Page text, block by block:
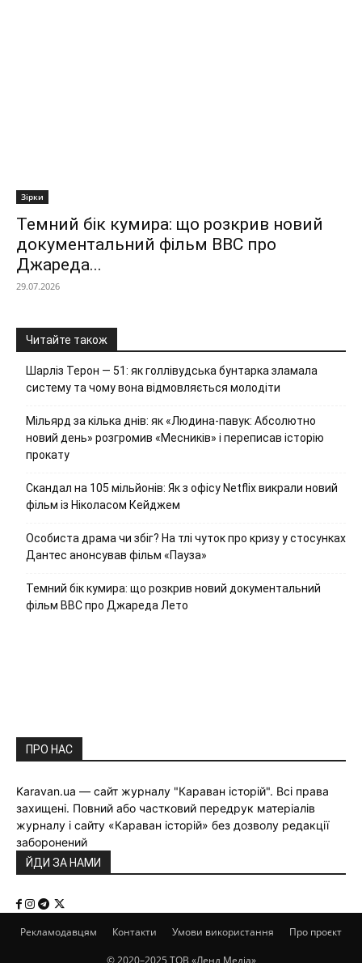
Зірки
Темний бік кумира: що розкрив новий
документальний фільм ВВС про
Джареда...
29.07.2026
Читайте також
Шарліз Терон — 51: як голлівудська бунтарка зламала
систему та чому вона відмовляється молодіти
Мільярд за кілька днів: як «Людина-павук: Абсолютно
новий день» розгромив «Месників» і переписав історію
прокату
Скандал на 105 мільйонів: Як з офісу Netflix викрали новий
фільм із Ніколасом Кейджем
Особиста драма чи збіг? На тлі чуток про кризу у стосунках
Дантес анонсував фільм «Пауза»
Темний бік кумира: що розкрив новий документальний
фільм ВВС про Джареда Лето
ПРО НАС
Karavan.ua — сайт журналу "Караван історій". Всі права
захищені. Повний або частковий передрук матеріалів
журналу і сайту «Караван історій» без дозволу редакції
заборонений
ЙДИ ЗА НАМИ
Рекламодавцям Контакти Умови використання Про проєкт
© 2020–2025 ТОВ «Ленд Медіа»